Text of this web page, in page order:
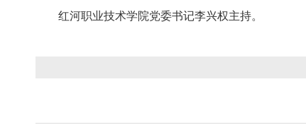
红河职业技术学院党委书记李兴权主持。